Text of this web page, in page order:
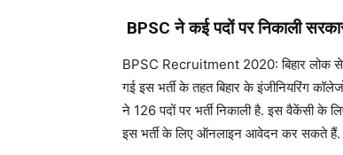
BPSC ने कई पदों पर निकाली
BPSC Recruitment 2020: बिहार लोक
गई इस भर्ती के तहत बिहार के इंजीनियरिंग
ने 126 पदों पर भर्ती निकाली है. इस वैकेंसी के
इस भर्ती के लिए ऑनलाइन आवेदन कर सकते हैं.